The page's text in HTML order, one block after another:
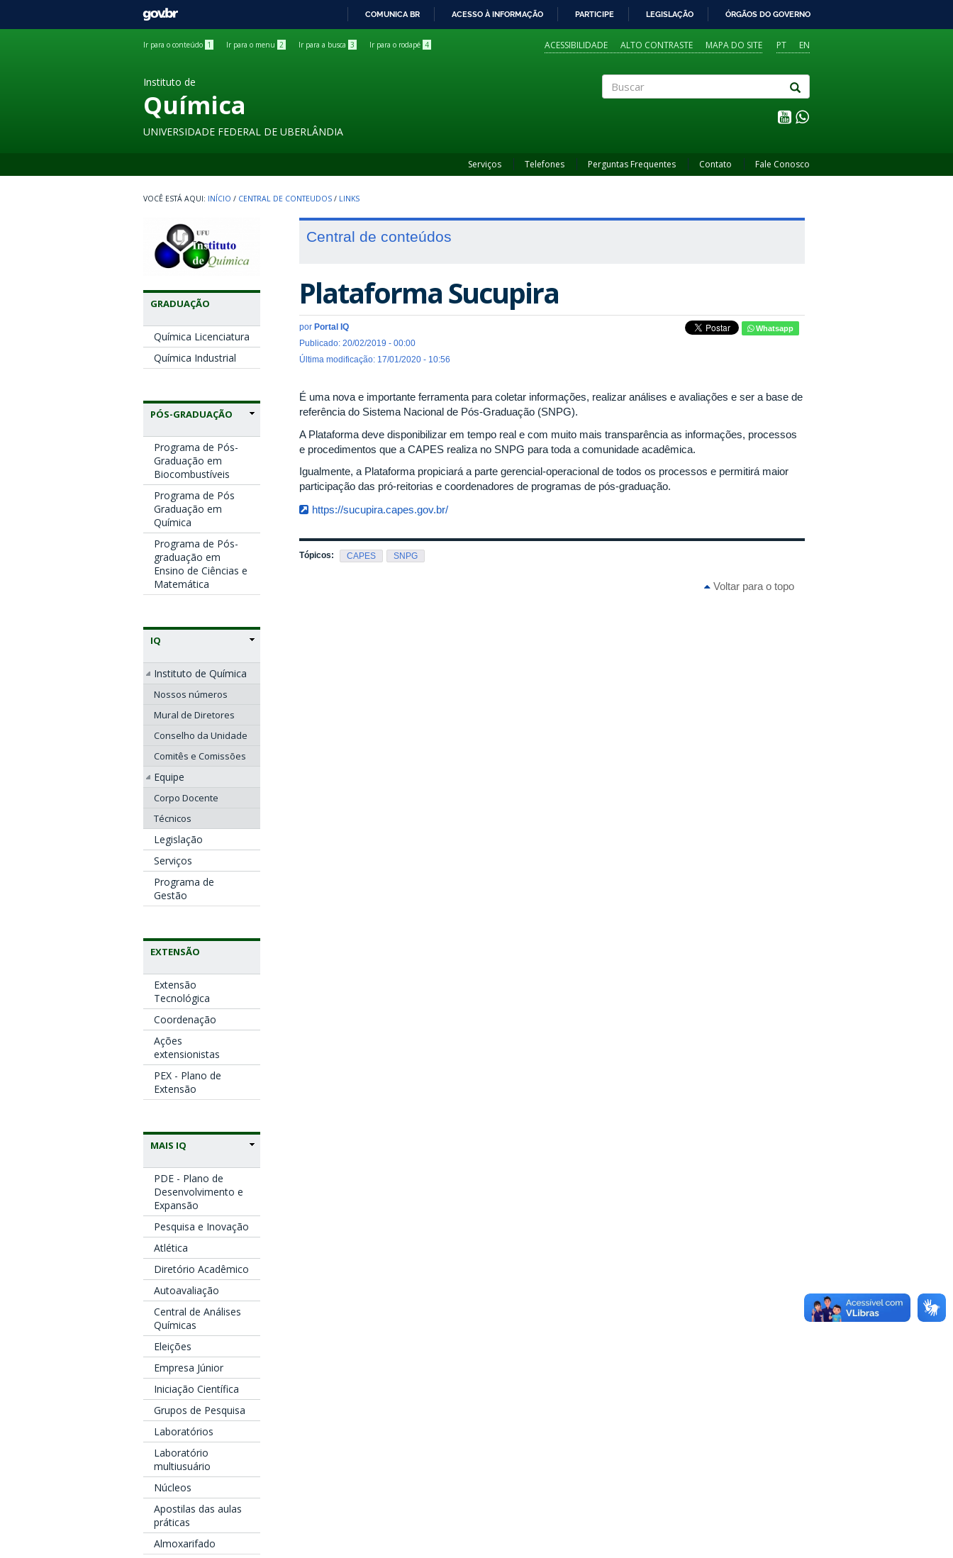
GOVBR
COMUNICA BR ACESSO À INFORMAÇÃO PARTICIPE LEGISLAÇÃO ÓRGÃOS DO GOVERNO
Ir para o conteúdo 1 Ir para o menu 2 Ir para a busca 3 Ir para o rodapé 4 PT EN
ACESSIBILIDADE ALTO CONTRASTE MAPA DO SITE
Instituto de
Química
UNIVERSIDADE FEDERAL DE UBERLÂNDIA
Serviços Telefones Perguntas Frequentes Contato Fale Conosco
INÍCIO / CENTRAL DE CONTEUDOS / LINKS
GRADUAÇÃO
Química Licenciatura
Química Industrial
PÓS-GRADUAÇÃO
Programa de Pós-
Graduação em
Biocombustíveis
Programa de Pós
Graduação em
Química
Programa de Pós-
graduação em
Ensino de Ciências e
Matemática
IQ
Instituto de Química
Nossos números
Mural de Diretores
Conselho da Unidade
Comitês e Comissões
Equipe
Corpo Docente
Técnicos
Legislação
Serviços
Programa de
Gestão
EXTENSÃO
Extensão
Tecnológica
Coordenação
Ações
extensionistas
PEX - Plano de
Extensão
MAIS IQ
PDE - Plano de
Desenvolvimento e
Expansão
Pesquisa e Inovação
Atlética
Diretório Acadêmico
Autoavaliação
Central de Análises
Químicas
Eleições
Empresa Júnior
Iniciação Científica
Grupos de Pesquisa
Laboratórios
Laboratório
multiusuário
Núcleos
Apostilas das aulas
práticas
Almoxarifado
Central de conteúdos
Plataforma Sucupira
por Portal IQ
Publicado: 20/02/2019 - 00:00
Última modificação: 17/01/2020 - 10:56
Whatsapp
É uma nova e importante ferramenta para coletar informações, realizar análises e avaliações e ser a base de
referência do Sistema Nacional de Pós-Graduação (SNPG).
A Plataforma deve disponibilizar em tempo real e com muito mais transparência as informações, processos
e procedimentos que a CAPES realiza no SNPG para toda a comunidade acadêmica.
Igualmente, a Plataforma propiciará a parte gerencial-operacional de todos os processos e permitirá maior
participação das pró-reitorias e coordenadores de programas de pós-graduação.
https://sucupira.capes.gov.br/
Tópicos: CAPES SNPG
Voltar para o topo